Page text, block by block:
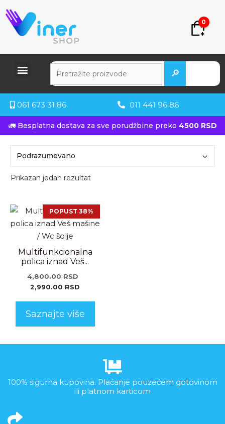
0
🔎
061 673 31 86 011 441 96 86
🚛 Besplatna dostava za sve porudžbine preko 4500 RSD
Prikazan jedan rezultat
POPUST 38%
Multifunkcionalna
polica iznad Veš...
4,800.00RSD
2,990.00 RSD
Saznajte više
100% sigurna kupovina. Plaćanje pouzećem gotovinom
ili platnom karticom